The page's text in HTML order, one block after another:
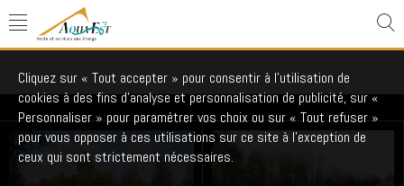
17 produits
Cliquez sur « Tout accepter » pour consentir à l'utilisation de
cookies à des fins d’analyse et personnalisation de publicité, sur «
Personnaliser » pour paramétrer vos choix ou sur « Tout refuser »
pour vous opposer à ces utilisations sur ce site à l’exception de
ceux qui sont strictement nécessaires.